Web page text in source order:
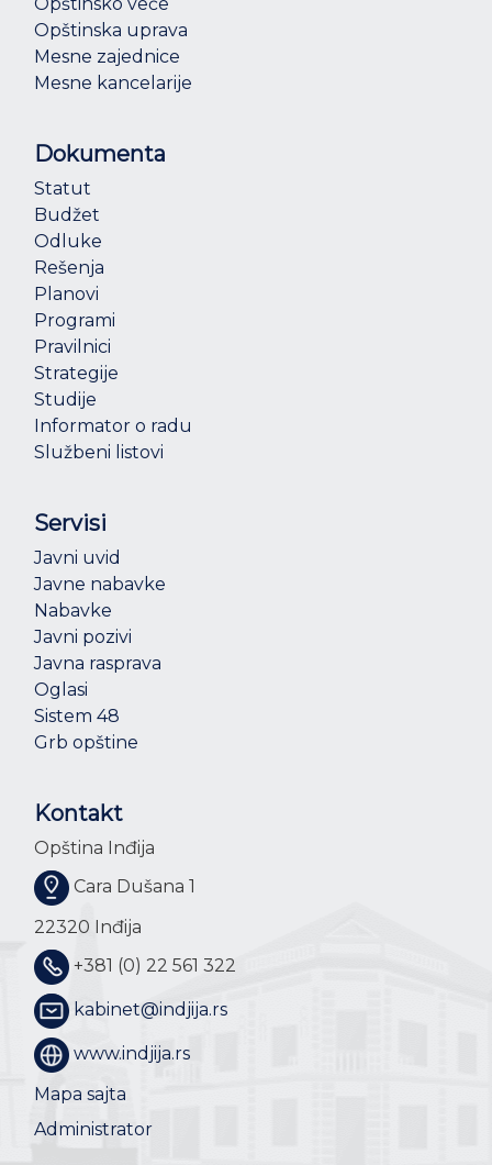
Opštinska uprava
Mesne zajednice
Mesne kancelarije
Dokumenta
Statut
Budžet
Odluke
Rešenja
Planovi
Programi
Pravilnici
Strategije
Studije
Informator o radu
Službeni listovi
Servisi
Javni uvid
Javne nabavke
Nabavke
Javni pozivi
Javna rasprava
Oglasi
Sistem 48
Grb opštine
Kontakt
Opština Inđija
Cara Dušana 1
22320 Inđija
+381 (0) 22 561 322
kabinet@indjija.rs
www.indjija.rs
Mapa sajta
Administrator